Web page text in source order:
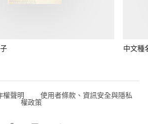
中文種
權聲明 使用者條款、資訊安全與隱私
權政策